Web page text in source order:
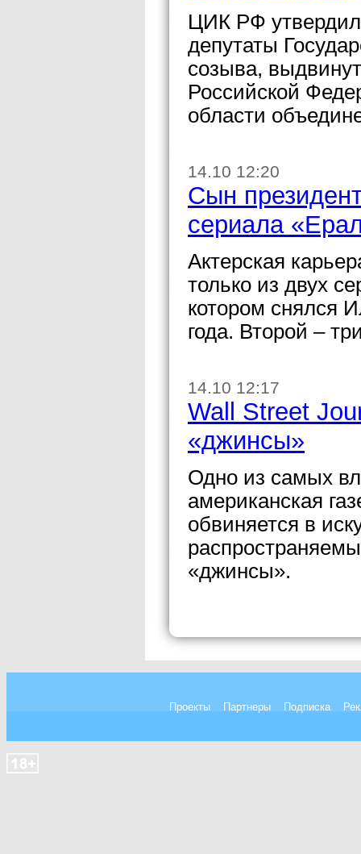
ЦИК РФ
депутаты
созыва,
Российской
области
14.10 12:20
Сын
сериала
Актерская
только из двух
котором снялся
года. Второй –
14.10 12:17
Wall Street
«джинсы»
Одно из самых
американская
обвиняется в
«джинсы».
Проекты Партнеры Подписка